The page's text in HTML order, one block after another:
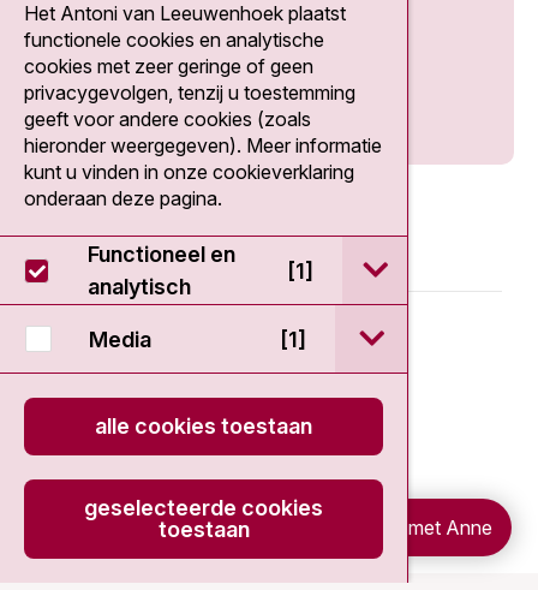
Social media
© 2026 - Antoni van Leeuwenhoek
Disclaimer
Cookieverklaring
Het Antoni van Leeuwenhoek plaatst
functionele cookies en analytische
cookies met zeer geringe of geen
privacygevolgen, tenzij u toestemming
geeft voor andere cookies (zoals
hieronder weergegeven). Meer informatie
kunt u vinden in onze cookieverklaring
onderaan deze pagina.
Functioneel en
analytisch
[1] open / sluit
Media [1] open / sluit
alle cookies toestaan
geselecteerde cookies
toestaan
Chat met Anne